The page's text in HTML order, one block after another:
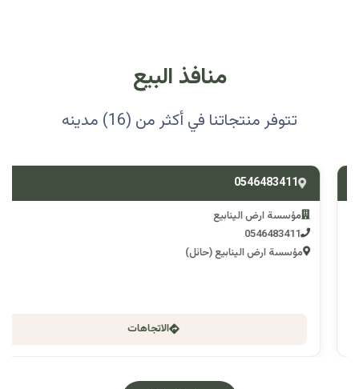
منافذ البيع
تتوفر منتجاتنا في أكثر من (16) مدينه
0546483411
مؤسسة ارض الينابيع
0546483411
مؤسسة ارض الينابيع (حائل)
الاتجاهات